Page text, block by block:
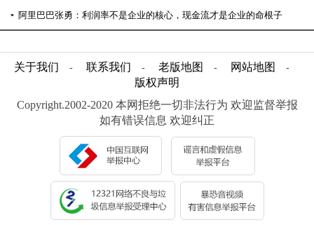
▪ 阿里巴巴张勇：利润率不是企业的核心，现金流才是企业的命根子
关于我们 - 联系我们 - 老版地图 - 网站地图 -
版权声明
Copyright.2002-2020 本网拒绝一切非法行为 欢迎监督举报
如有错误信息 欢迎纠正